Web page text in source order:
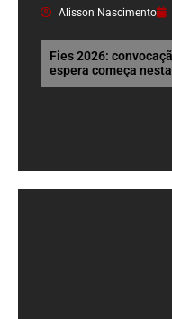
Alisson Nascimento
Fies 2026:
espera começa